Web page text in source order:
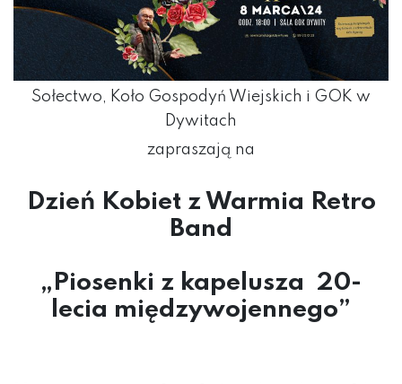
Sołectwo, Koło Gospodyń Wiejskich i GOK w
Dywitach
zapraszają na
Dzień Kobiet z Warmia Retro
Band
„Piosenki z kapelusza 20-
lecia międzywojennego”